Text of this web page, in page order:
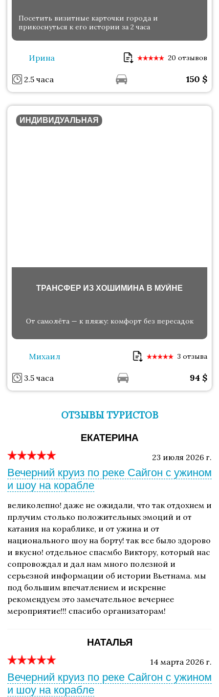
Посетить визитные карточки города и
прикоснуться к его истории за 2 часа
Ирина 20 отзывов
2.5 часа 150 $
ИНДИВИДУАЛЬНАЯ
ТРАНСФЕР ИЗ ХОШИМИНА В МУЙНЕ
От самолёта — к пляжу: комфорт без пересадок
Михаил 3 отзыва
3.5 часа 94 $
ОТЗЫВЫ ТУРИСТОВ
ЕКАТЕРИНА
23 июля 2026 г.
Вечерний круиз по реке Сайгон с ужином
и шоу на корабле
великолепно! даже не ожидали, что так отдохнем и
прлучим столько положительных эмоций и от
катания на кораблике, и от ужина и от
национального шоу на борту! так все было здорово
и вкусно! отдельное спасмбо Виктору, который нас
сопровождал и дал нам много полезной и
серьезной информации об истории Вьетнама. мы
под большим впечатлением и искренне
рекомендуем это замечательное вечернее
мероприятие!!! спасибо организаторам!
НАТАЛЬЯ
14 марта 2026 г.
Вечерний круиз по реке Сайгон с ужином
и шоу на корабле